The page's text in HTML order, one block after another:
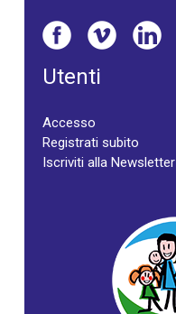
Utenti
Accesso
Registrati subito
Iscriviti alla Newsletter